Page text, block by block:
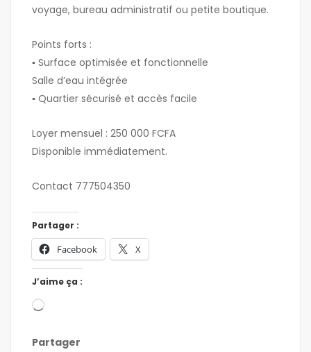
voyage, bureau administratif ou petite boutique.
Points forts :
▪︎ Surface optimisée et fonctionnelle
Salle d’eau intégrée
▪︎ Quartier sécurisé et accès facile
Loyer mensuel : 250 000 FCFA
Disponible immédiatement.
Contact 777504350
Partager :
Facebook X
J’aime ça :
Partager